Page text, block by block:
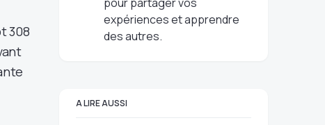
308
expériences et apprendre
des autres.
A LIRE AUSSI